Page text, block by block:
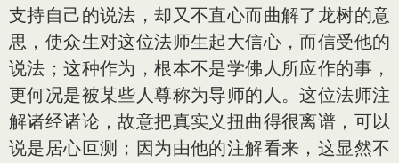
支持自己的说法，却又不直心而曲解了龙树的意
思，使众生对这位法师生起大信心，而信受他的
说法；这种作为，根本不是学佛人所应作的事，
更何况是被某些人尊称为导师的人。这位法师注
解诸经诸论，故意把真实义扭曲得很离谱，可以
说是居心叵测；因为由他的注解看来，这显然不